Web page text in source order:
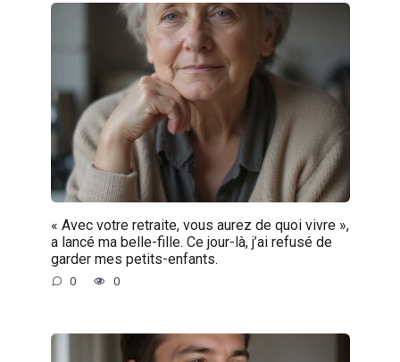
« Avec votre retraite, vous aurez de quoi vivre »,
a lancé ma belle-fille. Ce jour-là, j’ai refusé de
garder mes petits-enfants.
0 0